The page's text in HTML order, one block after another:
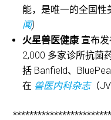
能，是唯一的全国性
闻)
火星兽医健康宣布发
2,000 多家诊所抗菌
括 Banfield、
在 兽医内科杂志（